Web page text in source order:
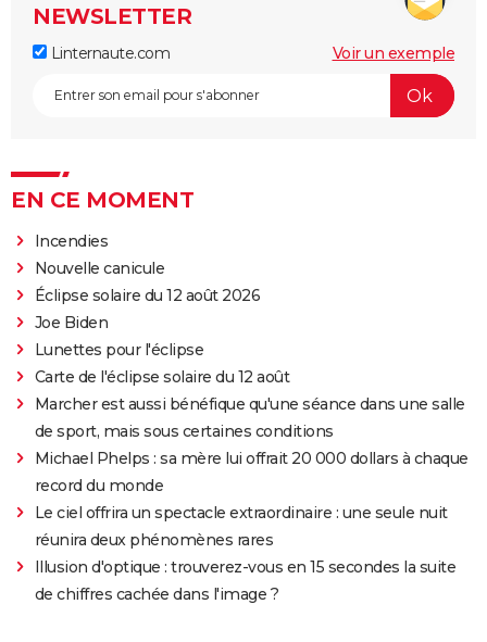
NEWSLETTER
Linternaute.com Voir un exemple
EN CE MOMENT
Incendies
Nouvelle canicule
Éclipse solaire du 12 août 2026
Joe Biden
Lunettes pour l'éclipse
Carte de l'éclipse solaire du 12 août
Marcher est aussi bénéfique qu'une séance dans une salle
de sport, mais sous certaines conditions
Michael Phelps : sa mère lui offrait 20 000 dollars à chaque
record du monde
Le ciel offrira un spectacle extraordinaire : une seule nuit
réunira deux phénomènes rares
Illusion d'optique : trouverez-vous en 15 secondes la suite
de chiffres cachée dans l'image ?